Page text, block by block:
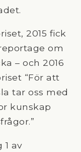
2015 fick
om
– och 2016
“För att
tar oss med
kunskap
1 av